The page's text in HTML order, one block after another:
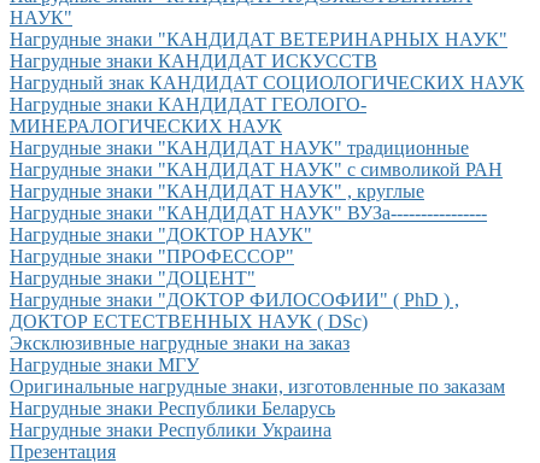
НАУК"
Нагрудные знаки "КАНДИДАТ ВЕТЕРИНАРНЫХ НАУК"
Нагрудные знаки КАНДИДАТ ИСКУССТВ
Нагрудный знак КАНДИДАТ СОЦИОЛОГИЧЕСКИХ НАУК
Нагрудные знаки КАНДИДАТ ГЕОЛОГО-
МИНЕРАЛОГИЧЕСКИХ НАУК
Нагрудные знаки "КАНДИДАТ НАУК" традиционные
Нагрудные знаки "КАНДИДАТ НАУК" с символикой РАН
Нагрудные знаки "КАНДИДАТ НАУК" , круглые
Нагрудные знаки "КАНДИДАТ НАУК" ВУЗа----------------
Нагрудные знаки "ДОКТОР НАУК"
Нагрудные знаки "ПРОФЕССОР"
Нагрудные знаки "ДОЦЕНТ"
Нагрудные знаки "ДОКТОР ФИЛОСОФИИ" ( PhD ) ,
ДОКТОР ЕСТЕСТВЕННЫХ НАУК ( DSc)
Эксклюзивные нагрудные знаки на заказ
Нагрудные знаки МГУ
Оригинальные нагрудные знаки, изготовленные по заказам
Нагрудные знаки Республики Беларусь
Нагрудные знаки Республики Украина
Презентация